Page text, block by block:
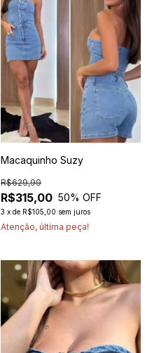
Macaquinho Suzy
R$315,00
R$629,99
50% OFF
3 x de R$105,00 sem juros
Atenção, última peça!